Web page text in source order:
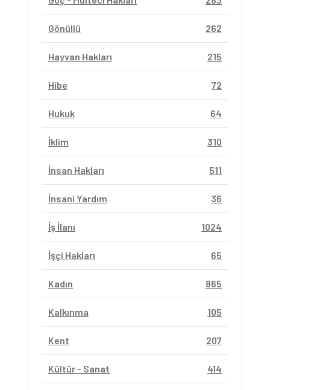
Gönüllü 262
Hayvan Hakları 215
Hibe 72
Hukuk 64
İklim 310
İnsan Hakları 511
İnsani Yardım 36
İş İlanı 1024
İşçi Hakları 65
Kadın 865
Kalkınma 105
Kent 207
Kültür - Sanat 414